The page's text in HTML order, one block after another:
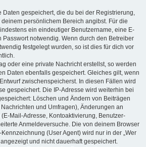
Daten gespeichert, die du bei der Registrierung,
persönlichem Bereich angibst. Für die
ein eindeutiger Benutzername, eine E-
Passwort notwendig. Wenn durch den Betreiber
festgelegt wurden, so ist dies für dich vor
oder eine private Nachricht erstellst, so werden
Daten ebenfalls gespeichert. Gleiches gilt, wenn
zwischenspeicherst. In diesen Fällen wird
gespeichert. Die IP-Adresse wird weiterhin bei
Löschen und Ändern von Beiträgen
und Umfragen), Änderungen an
Mail-Adresse, Kontoaktivierung, Benutzer-
Anmeldeversuche. Die von deinem Browser
(User Agent) wird nur in der „Wer
und nicht dauerhaft gespeichert.